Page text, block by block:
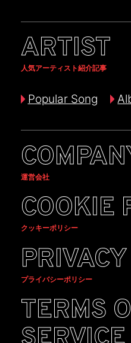
ARTIST
人気アーティスト紹介記事
Popular Song
運営会社
COOKIE
クッキーポリシー
プライバシーポリシー
TERMS